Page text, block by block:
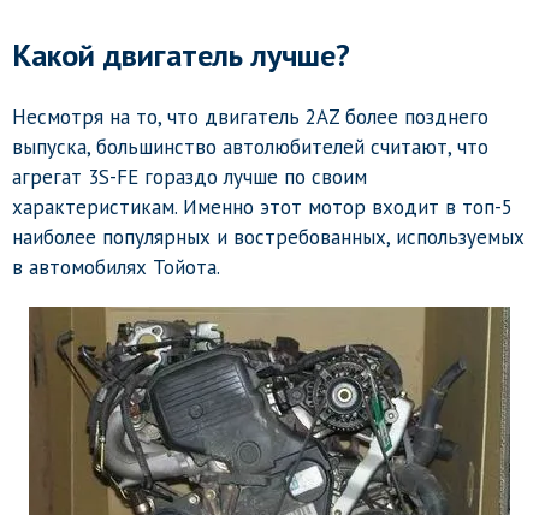
Какой двигатель лучше?
Несмотря на то, что двигатель 2AZ более позднего
выпуска, большинство автолюбителей считают, что
агрегат 3S-FE гораздо лучше по своим
характеристикам. Именно этот мотор входит в топ-5
наиболее популярных и востребованных, используемых
в автомобилях Тойота.